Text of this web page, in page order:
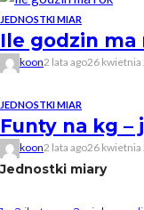
JEDNOSTKI MIAR
Ile godzin ma
koon2 lata ago26 kwietnia
JEDNOSTKI MIAR
Funty na kg –
koon2 lata ago26 kwietnia
Jednostki miary